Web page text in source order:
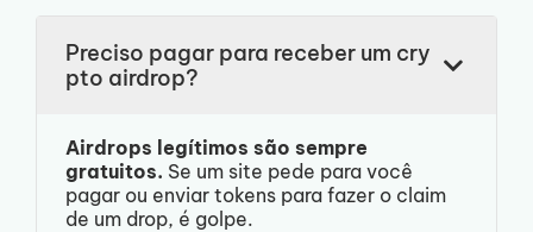
Preciso pagar para receber um cry
pto airdrop?
Airdrops legítimos são sempre
gratuitos. Se um site pede para você
pagar ou enviar tokens para fazer o claim
de um drop, é golpe.